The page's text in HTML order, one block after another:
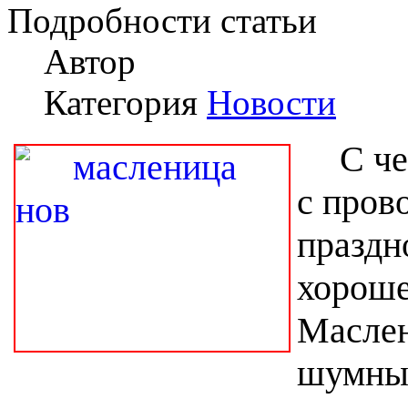
Подробности статьи
Автор
Категория Новости
С
с